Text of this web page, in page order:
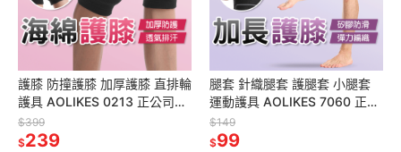
護膝 防撞護膝 加厚護膝 直排輪
護具 AOLIKES 0213 正公司貨
護腿 護膝蓋 護腿套 滑板護具
護具
$399
$239
腿套 針織腿套 護腿套 小腿套
運動護具 AOLIKES 7060 正公
司貨 護具 壓力護膝 護腿 護膝
套
$149
$99